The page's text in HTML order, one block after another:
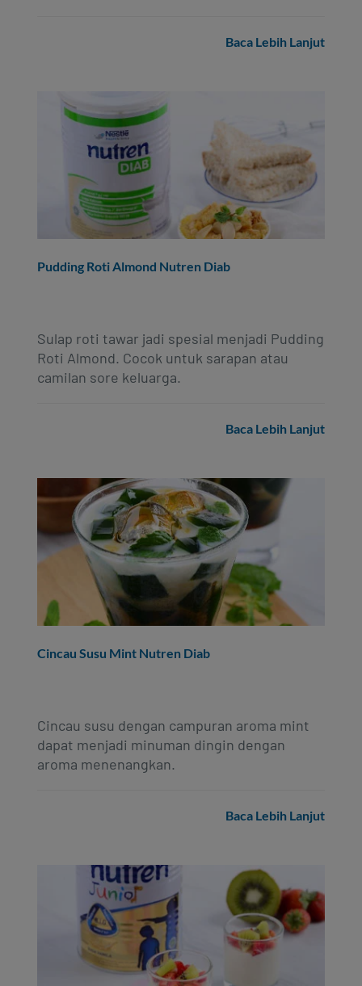
Baca Lebih Lanjut
Pudding Roti Almond Nutren Diab
Sulap roti tawar jadi spesial menjadi Pudding
Roti Almond. Cocok untuk sarapan atau
camilan sore keluarga.
Baca Lebih Lanjut
Cincau Susu Mint Nutren Diab
Cincau susu dengan campuran aroma mint
dapat menjadi minuman dingin dengan
aroma menenangkan.
Baca Lebih Lanjut